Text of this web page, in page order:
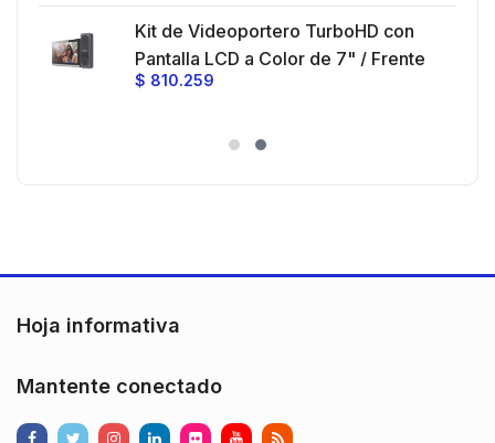
Kit de Videoportero TurboHD con
Pantalla LCD a Color de 7" / Frente
de Calle para Exterior de
)130° de Visión (Gran Angular)
$ 810.259
Hoja informativa
Mantente conectado